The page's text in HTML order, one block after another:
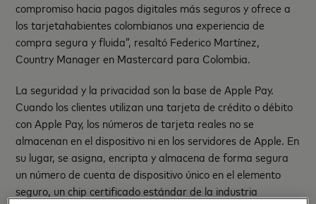
compromiso hacia pagos digitales más seguros y ofrece a
los tarjetahabientes colombianos una experiencia de
compra segura y fluida”, resaltó Federico Martínez,
Country Manager en Mastercard para Colombia.
La seguridad y la privacidad son la base de Apple Pay.
Cuando los clientes utilizan una tarjeta de crédito o débito
con Apple Pay, los números de tarjeta reales no se
almacenan en el dispositivo ni en los servidores de Apple. En
su lugar, se asigna, encripta y almacena de forma segura
un número de cuenta de dispositivo único en el elemento
seguro, un chip certificado estándar de la industria